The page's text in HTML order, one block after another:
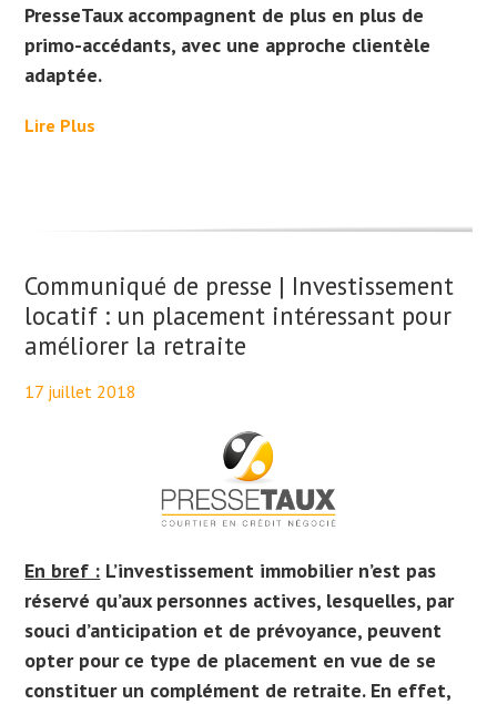
PresseTaux accompagnent de plus en plus de
primo-accédants, avec une approche clientèle
adaptée.
Lire Plus
Communiqué de presse | Investissement
locatif : un placement intéressant pour
améliorer la retraite
17 juillet 2018
En bref : L’investissement immobilier n’est pas
réservé qu’aux personnes actives, lesquelles, par
souci d’anticipation et de prévoyance, peuvent
opter pour ce type de placement en vue de se
constituer un complément de retraite. En effet,